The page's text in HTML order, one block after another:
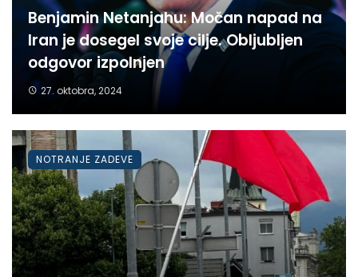
Benjamin Netanjahu: Močan napad na
Iran je dosegel svoje cilje. Obljubljen
odgovor izpolnjen
27. oktobra, 2024
NOTRANJE ZADEVE